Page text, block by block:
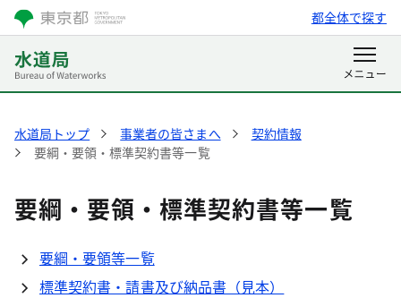
都全体で探す
水道局トップ 事業者の皆さまへ
契約情報
要綱・要領・標準契約書等一覧
要綱・要領・標準契約書等一覧
要綱・要領等一覧
標準契約書・請書及び納品書（見本）